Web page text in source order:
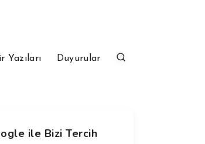
Yazıları Duyurular
ile Bizi Tercih